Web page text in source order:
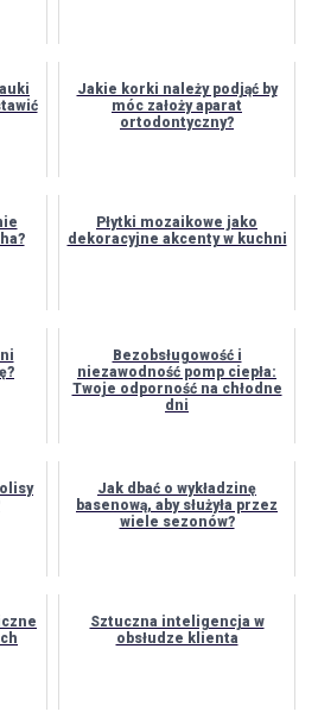
Jakie korki należy podjąć by
móc założy aparat
ortodontyczny?
Płytki mozaikowe jako
dekoracyjne akcenty w kuchni
Bezobsługowość i
niezawodność pomp ciepła:
Twoje odporność na chłodne
dni
Jak dbać o wykładzinę
basenową, aby służyła przez
wiele sezonów?
Sztuczna inteligencja w
obsłudze klienta